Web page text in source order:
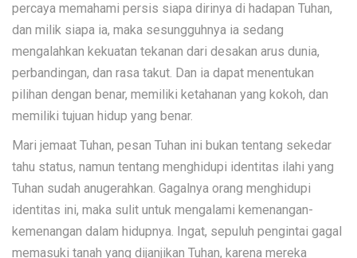
percaya memahami persis siapa dirinya di hadapan Tuhan,
dan milik siapa ia, maka sesungguhnya ia sedang
mengalahkan kekuatan tekanan dari desakan arus dunia,
perbandingan, dan rasa takut. Dan ia dapat menentukan
pilihan dengan benar, memiliki ketahanan yang kokoh, dan
memiliki tujuan hidup yang benar.
Mari jemaat Tuhan, pesan Tuhan ini bukan tentang sekedar
tahu status, namun tentang menghidupi identitas ilahi yang
Tuhan sudah anugerahkan. Gagalnya orang menghidupi
identitas ini, maka sulit untuk mengalami kemenangan-
kemenangan dalam hidupnya. Ingat, sepuluh pengintai gagal
memasuki tanah yang dijanjikan Tuhan, karena mereka